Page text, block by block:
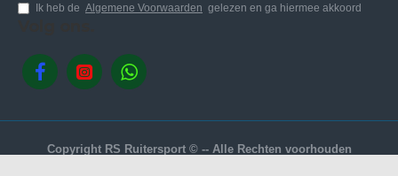
Ik heb de Algemene Voorwaarden gelezen en ga hiermee akkoord
Copyright RS Ruitersport © -- Alle Rechten voorhouden